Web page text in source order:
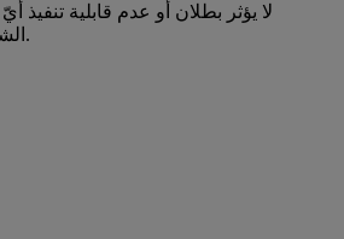
لا يؤثر بطلان أو عدم قابلية
الشروط والأحكام المذكورة.